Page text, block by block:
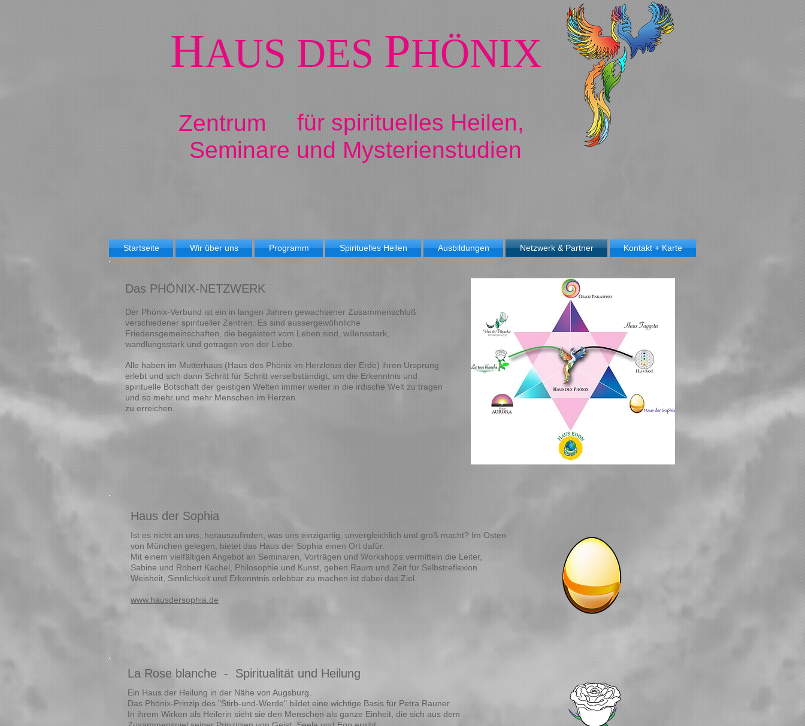
HAUS DES PHÖNIX
Zentrum
für spirituelles Heilen,
Seminare und Mysterienstudien
Startseite Wir über uns Programm Spirituelles Heilen Ausbildungen Netzwerk & Partner Kontakt + Karte
Das PHÖNIX-NETZWERK
Der Phönix-Verbund ist ein in langen Jahren gewachsener Zusammenschluß
verschiedener spiritueller Zentren. Es sind aussergewöhnliche
Friedensgemeinschaften, die begeistert vom Leben sind, willensstark,
wandlungsstark und getragen von der Liebe.
Alle haben im Mutterhaus (Haus des Phönix im Herzlotus der Erde) ihren Ursprung
erlebt und sich dann Schritt für Schritt verselbständigt, um die Erkenntnis und
spirituelle Botschaft der geistigen Welten immer weiter in die irdische Welt zu tragen
und so mehr und mehr Menschen im Herzen
zu erreichen.
Haus der Sophia
Ist es nicht an uns, herauszufinden, was uns einzigartig, unvergleichlich und groß macht? Im Osten
von München gelegen, bietet das Haus der Sophia einen Ort dafür.
Mit einem vielfältigen Angebot an Seminaren, Vorträgen und Workshops vermitteln die Leiter,
Sabine und Robert Kachel, Philosophie und Kunst, geben Raum und Zeit für Selbstreflexion.
Weisheit, Sinnlichkeit und Erkenntnis erlebbar zu machen ist dabei das Ziel.
www.hausdersophia.de
La Rose blanche - Spiritualität und Heilung
Ein Haus der Heilung in der Nähe von Augsburg.
Das Phönix-Prinzip des "Stirb-und-Werde" bildet eine wichtige Basis für Petra Rauner.
In ihrem Wirken als Heilerin sieht sie den Menschen als ganze Einheit, die sich aus dem